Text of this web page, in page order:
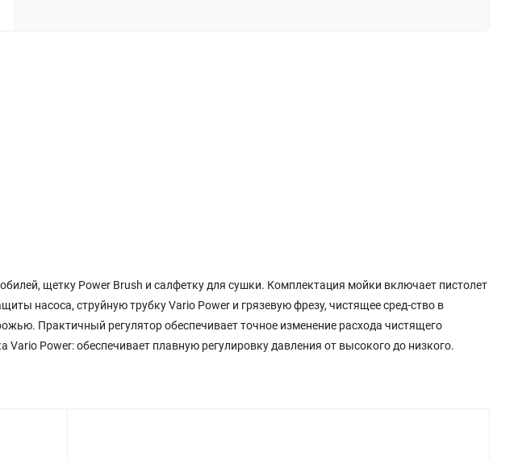
щетку Power Brush и салфетку для сушки. Комплектация мойки включает пистолет
насоса, струйную трубку Vario Power и грязевую фрезу, чистящее сред-ство в
Практичный регулятор обеспечивает точное изменение расхода чистящего
Power: обеспечивает плавную регулировку давления от высокого до низкого.